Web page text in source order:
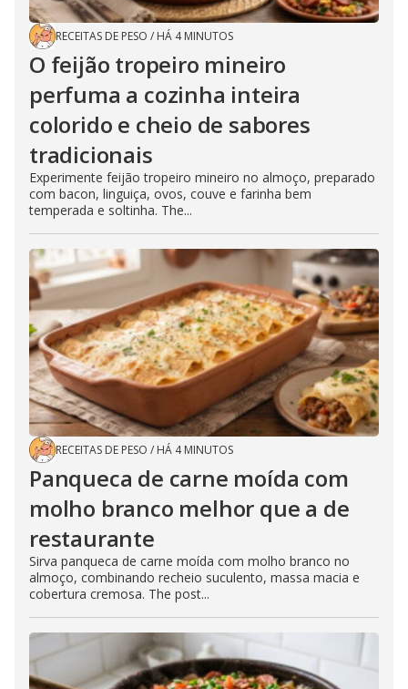
RECEITAS DE PESO / HÁ 4 MINUTOS
O feijão tropeiro mineiro
perfuma a cozinha inteira
colorido e cheio de sabores
tradicionais
Experimente feijão tropeiro mineiro no almoço, preparado
com bacon, linguiça, ovos, couve e farinha bem
temperada e soltinha. The...
RECEITAS DE PESO / HÁ 4 MINUTOS
Panqueca de carne moída com
molho branco melhor que a de
restaurante
Sirva panqueca de carne moída com molho branco no
almoço, combinando recheio suculento, massa macia e
cobertura cremosa. The post...